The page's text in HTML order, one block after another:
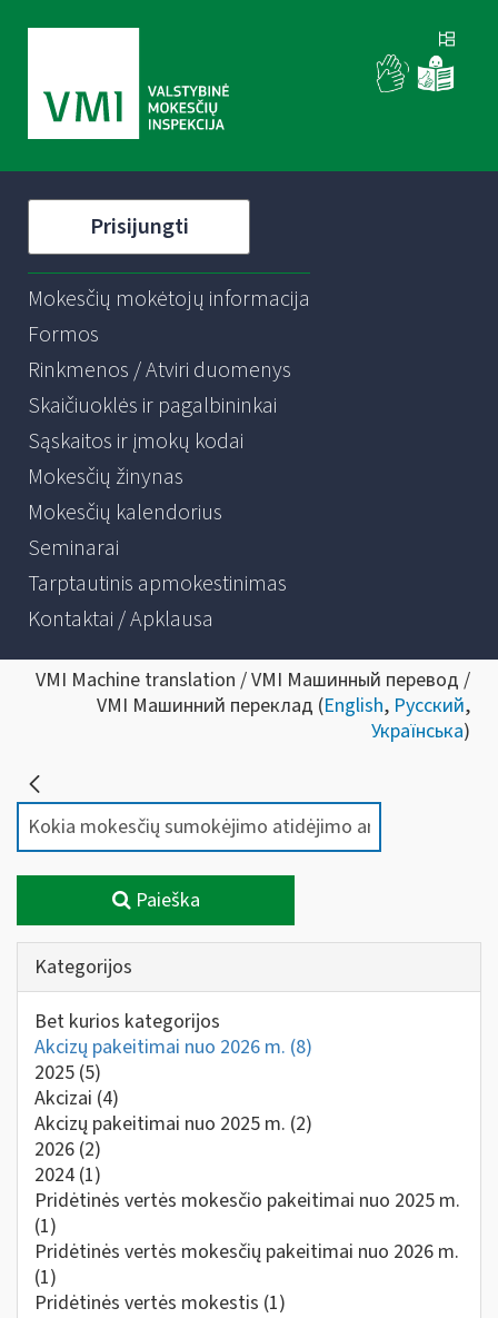
Prisijungti
Mokesčių mokėtojų informacija
Formos
Rinkmenos / Atviri duomenys
Skaičiuoklės ir pagalbininkai
Sąskaitos ir įmokų kodai
Mokesčių žinynas
Mokesčių kalendorius
Seminarai
Tarptautinis apmokestinimas
Kontaktai / Apklausa
VMI Machine translation / VMI Машинный перевод /
VMI Машинний переклад (English, Русский,
Українська)
Paieška
Kategorijos
Bet kurios kategorijos
Akcizų pakeitimai nuo 2026 m. (8)
2025 (5)
Akcizai (4)
Akcizų pakeitimai nuo 2025 m. (2)
2026 (2)
2024 (1)
Pridėtinės vertės mokesčio pakeitimai nuo 2025 m.
(1)
Pridėtinės vertės mokesčių pakeitimai nuo 2026 m.
(1)
Pridėtinės vertės mokestis (1)